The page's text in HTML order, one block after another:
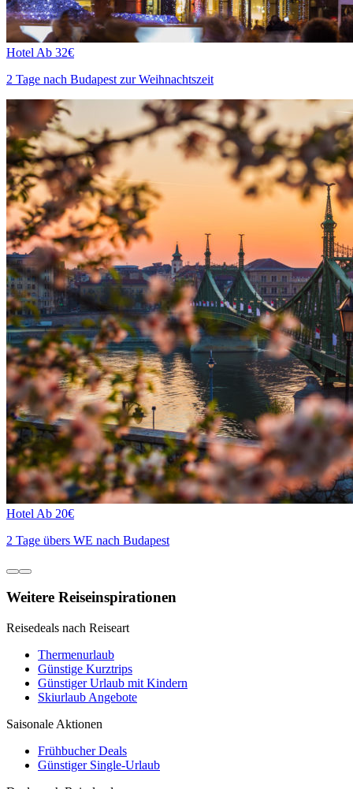
Hotel Ab 32€
2 Tage nach Budapest zur Weihnachtszeit
Hotel Ab 20€
2 Tage übers WE nach Budapest
Weitere Reiseinspirationen
Reisedeals nach Reiseart
Thermenurlaub
Günstige Kurztrips
Günstiger Urlaub mit Kindern
Skiurlaub Angebote
Saisonale Aktionen
Frühbucher Deals
Günstiger Single-Urlaub